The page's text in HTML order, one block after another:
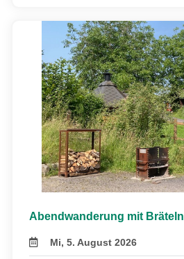
Abendwanderung mit Bräteln
Mi, 5. August 2026